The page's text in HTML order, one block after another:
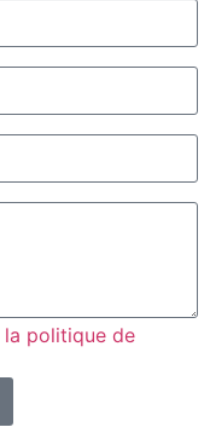
la politique de